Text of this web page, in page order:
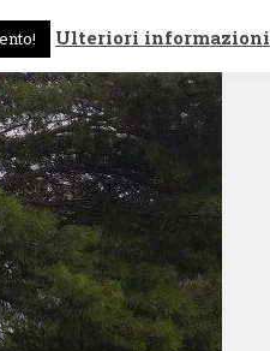
Contattami
Ulteriori informazioni